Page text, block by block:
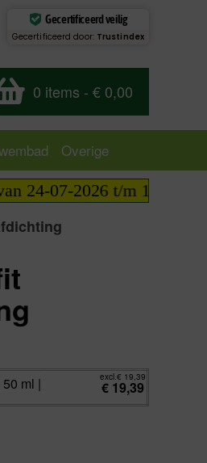
Gecertificeerd veilig
Gecertificeerd door: Trustindex
0 items - € 0,00
Overige
2026 t/m 14-08-2026
ml | excl.€ 19,39
€ 19,39